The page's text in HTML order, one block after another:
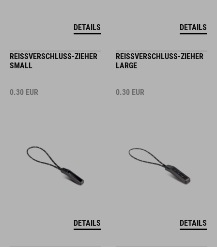
DETAILS DETAILS
REISSVERSCHLUSS-ZIEHER S
MALL
0.30 EUR
DETAILS
REISSVERSCHLUSS-ZIEHER L
ARGE
0.30 EUR
DETAILS